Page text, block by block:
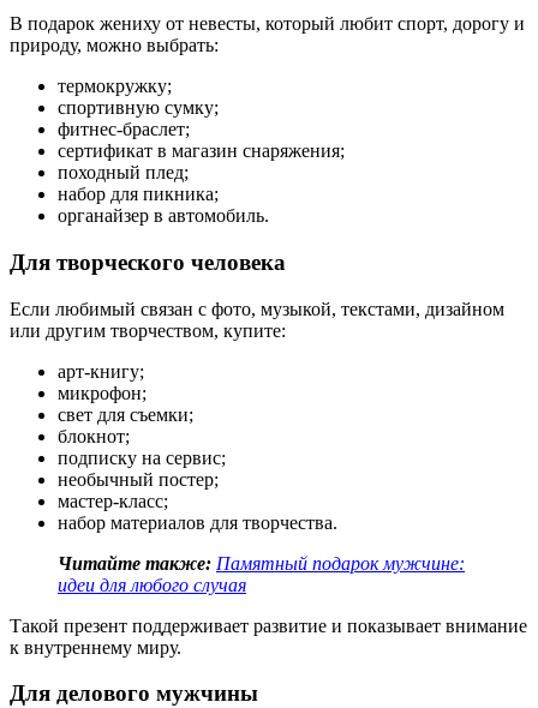
В подарок жениху от невесты, который любит спорт, дорогу и
природу, можно выбрать:
термокружку;
спортивную сумку;
фитнес-браслет;
сертификат в магазин снаряжения;
походный плед;
набор для пикника;
органайзер в автомобиль.
Для творческого человека
Если любимый связан с фото, музыкой, текстами, дизайном
или другим творчеством, купите:
арт-книгу;
микрофон;
свет для съемки;
блокнот;
подписку на сервис;
необычный постер;
мастер-класс;
набор материалов для творчества.
Читайте также: Памятный подарок мужчине:
идеи для любого случая
Такой презент поддерживает развитие и показывает внимание
к внутреннему миру.
Для делового мужчины